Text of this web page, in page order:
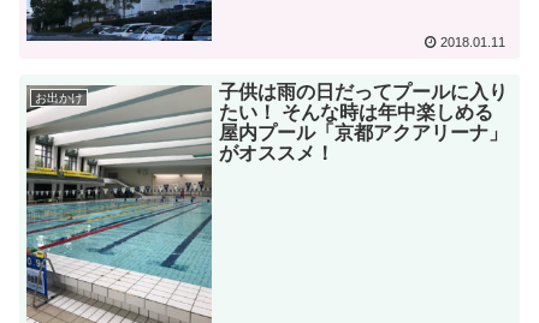
2018.01.11
お出かけ
子供は雨の日だってプールに入り
たい！ そんな時は年中楽しめる
屋内プール「京都アクアリーナ」
がオススメ！